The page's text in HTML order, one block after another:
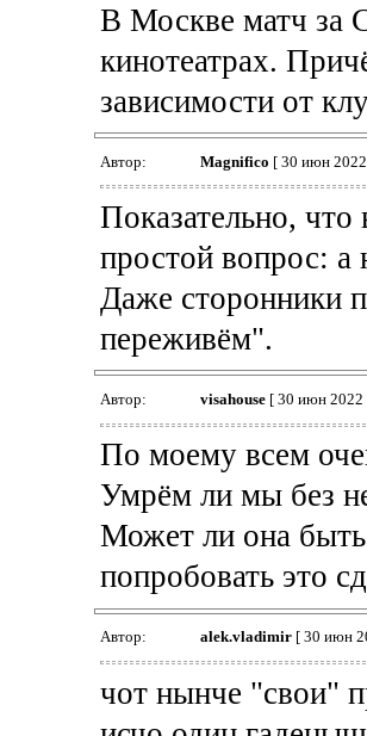
В Москве матч за
кинотеатрах.
зависимости от
Автор: Magnifico [ 30 июн
Показательно,
простой вопрос: а
Даже сторонники
переживём".
Автор: visahouse[ 30 июн 2022
По моему всем
Умрём ли мы без
Может ли она
попробовать это
Автор: alek.vladimir[ 30 июн
чот нынче "свои"